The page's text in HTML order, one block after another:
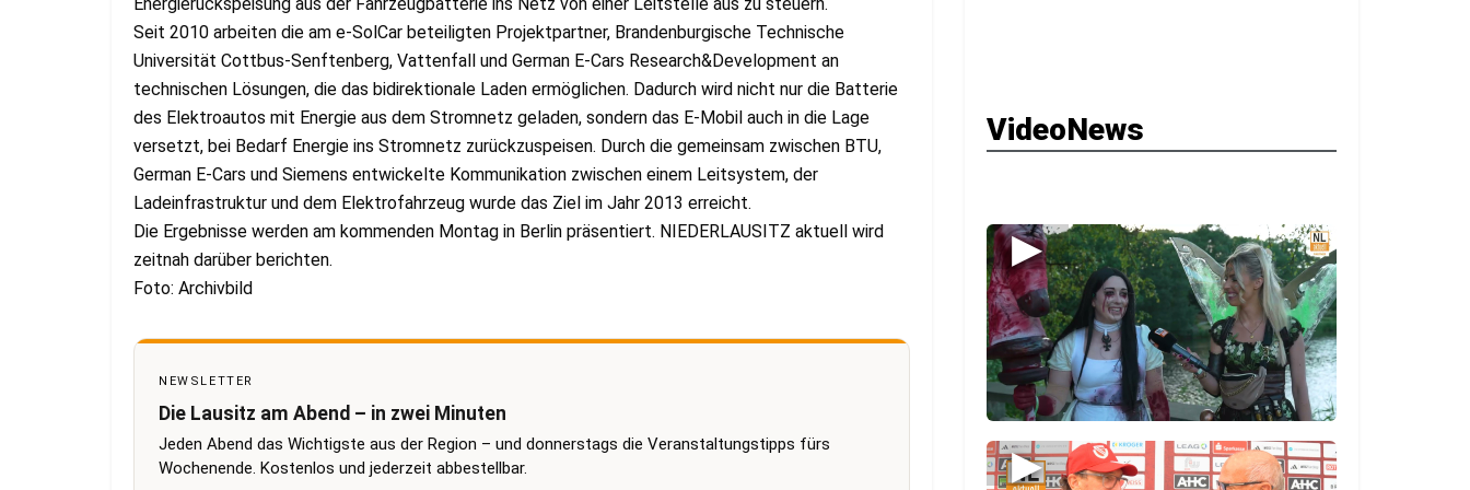
Seit 2010 arbeiten die am e-SolCar beteiligten Projektpartner, Brandenburgische Technische
Universität Cottbus-Senftenberg, Vattenfall und German E-Cars Research&Development an
technischen Lösungen, die das bidirektionale Laden ermöglichen. Dadurch wird nicht nur die Batterie
des Elektroautos mit Energie aus dem Stromnetz geladen, sondern das E-Mobil auch in die Lage
versetzt, bei Bedarf Energie ins Stromnetz zurückzuspeisen. Durch die gemeinsam zwischen BTU,
German E-Cars und Siemens entwickelte Kommunikation zwischen einem Leitsystem, der
Ladeinfrastruktur und dem Elektrofahrzeug wurde das Ziel im Jahr 2013 erreicht.
Die Ergebnisse werden am kommenden Montag in Berlin präsentiert. NIEDERLAUSITZ aktuell wird
zeitnah darüber berichten.
Foto: Archivbild
NEWSLETTER
Die Lausitz am Abend – in zwei Minuten
Jeden Abend das Wichtigste aus der Region – und donnerstags die Veranstaltungstipps fürs
Wochenende. Kostenlos und jederzeit abbestellbar.
VideoNews
▶
▶